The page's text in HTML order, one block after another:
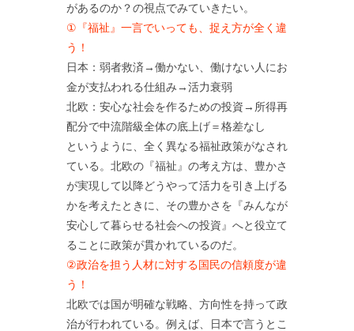
があるのか？の視点でみていきたい。
①『福祉』一言でいっても、捉え方が全く違
う！
日本：弱者救済→働かない、働けない人にお
金が支払われる仕組み→活力衰弱
北欧：安心な社会を作るための投資→所得再
配分で中流階級全体の底上げ＝格差なし
というように、全く異なる福祉政策がなされ
ている。北欧の『福祉』の考え方は、豊かさ
が実現して以降どうやって活力を引き上げる
かを考えたときに、その豊かさを『みんなが
安心して暮らせる社会への投資』へと役立て
ることに政策が貫かれているのだ。
②政治を担う人材に対する国民の信頼度が違
う！
北欧では国が明確な戦略、方向性を持って政
治が行われている。例えば、日本で言うとこ